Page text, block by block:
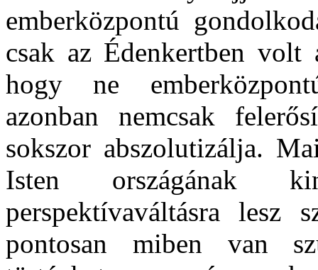
emberközpontú
csak az Édenkertben
hogy ne
azonban nemcsak
sokszor abszolutizálja.
Isten országának
perspektívaváltásra lesz
pontosan miben van